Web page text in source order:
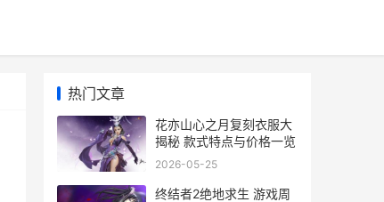
热门文章
花亦山心之月复刻衣服大
揭秘 款式特点与价格一览
2026-05-25
终结者2绝地求生 游戏周